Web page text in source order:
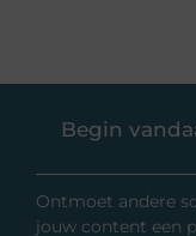
Begin
Ontmoet andere
jouw content een